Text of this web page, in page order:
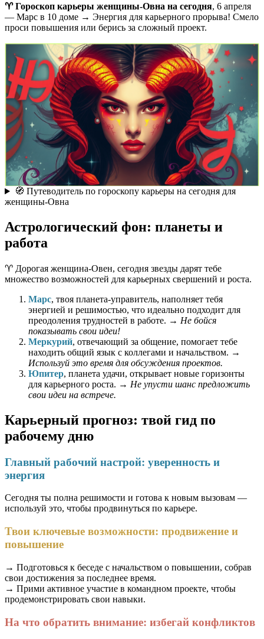
♈️ Гороскоп карьеры женщины-Овна на сегодня, 6 апреля
— Марс в 10 доме → Энергия для карьерного прорыва! Смело
проси повышения или берись за сложный проект.
🧭 Путеводитель по гороскопу карьеры на сегодня для
женщины-Овна
Астрологический фон: планеты и
работа
♈️ Дорогая женщина-Овен, сегодня звезды дарят тебе
множество возможностей для карьерных свершений и роста.
Марс, твоя планета-управитель, наполняет тебя
энергией и решимостью, что идеально подходит для
преодоления трудностей в работе. → Не бойся
показывать свои идеи!
Меркурий, отвечающий за общение, помогает тебе
находить общий язык с коллегами и начальством. →
Используй это время для обсуждения проектов.
Юпитер, планета удачи, открывает новые горизонты
для карьерного роста. → Не упусти шанс предложить
свои идеи на встрече.
Карьерный прогноз: твой гид по
рабочему дню
Главный рабочий настрой: уверенность и
энергия
Сегодня ты полна решимости и готова к новым вызовам —
используй это, чтобы продвинуться по карьере.
Твои ключевые возможности: продвижение и
повышение
→ Подготовься к беседе с начальством о повышении, собрав
свои достижения за последнее время.
→ Прими активное участие в командном проекте, чтобы
продемонстрировать свои навыки.
На что обратить внимание: избегай конфликтов